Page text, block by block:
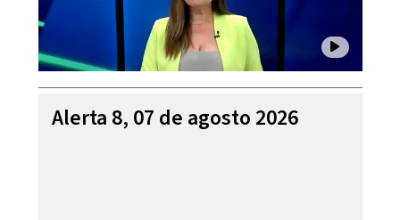
Alerta 8, 07 de agosto 2026